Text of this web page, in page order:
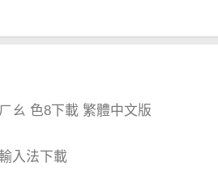
ㄠ 色8下載 繁體中文版
入法下載